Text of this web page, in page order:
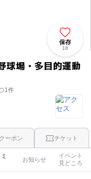
球場・多目的運動
1件
保存
18
クーポン チケット
お知らせ
イベント
見どころ